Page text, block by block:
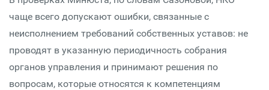
чаще всего допускают ошибки, связанные с
неисполнением требований собственных уставов: не
проводят в указанную периодичность собрания
органов управления и принимают решения по
вопросам, которые относятся к компетенциям